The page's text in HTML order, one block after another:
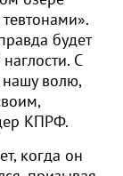
будет
С
нашу волю,
КПРФ.
когда он